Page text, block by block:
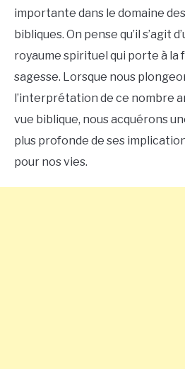
importante dans le domaine
bibliques. On pense qu’il s’agit
royaume spirituel qui porte à la
sagesse. Lorsque nous
l’interprétation de ce nombre
vue biblique, nous acquérons
plus profonde de ses
pour nos vies.